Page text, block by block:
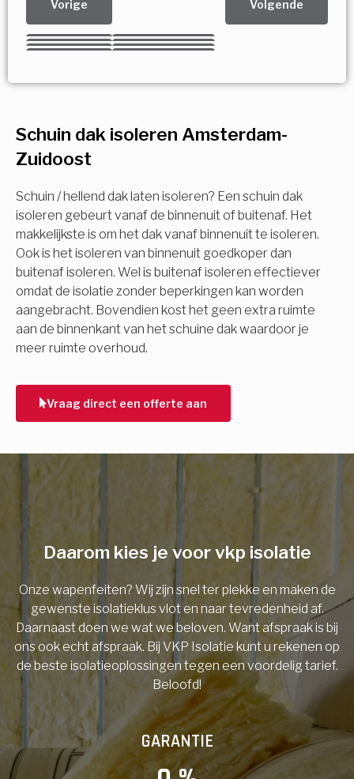
Schuin dak isoleren Amsterdam-
Zuidoost
Schuin / hellend dak laten isoleren? Een schuin dak
isoleren gebeurt vanaf de binnenuit of buitenaf. Het
makkelijkste is om het dak vanaf binnenuit te isoleren.
Ook is het isoleren van binnenuit goedkoper dan
buitenaf isoleren. Wel is buitenaf isoleren effectiever
omdat de isolatie zonder beperkingen kan worden
aangebracht. Bovendien kost het geen extra ruimte
aan de binnenkant van het schuine dak waardoor je
meer ruimte overhoud.
Vraag direct een offerte aan
Vorige Volgende
Kies uw Isolatiemaatregel
Meerdere keuzes mogelijk
Isolatiemaatregel
Spouwisolatie
Vloerisolatie
Dakisolatie
Gevelisolatie
Vorige Volgende
subsidie!
berekening per mail.
Voornaam
Achternaam
Daarom kies je voor vkp isolatie
Onze wapenfeiten? Wij zijn snel ter plekke en maken de
gewenste isolatieklus vlot en naar tevredenheid af.
Daarnaast doen we wat we beloven. Want afspraak is bij
ons ook echt afspraak. Bij VKP Isolatie kunt u rekenen op
de beste isolatieoplossingen tegen een voordelig tarief.
Beloofd!
GARANTIE